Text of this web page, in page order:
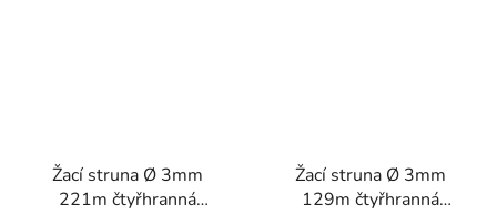
Žací struna Ø 3mm
221m čtyřhranná
Žací struna Ø 3mm
129m čtyřhranná